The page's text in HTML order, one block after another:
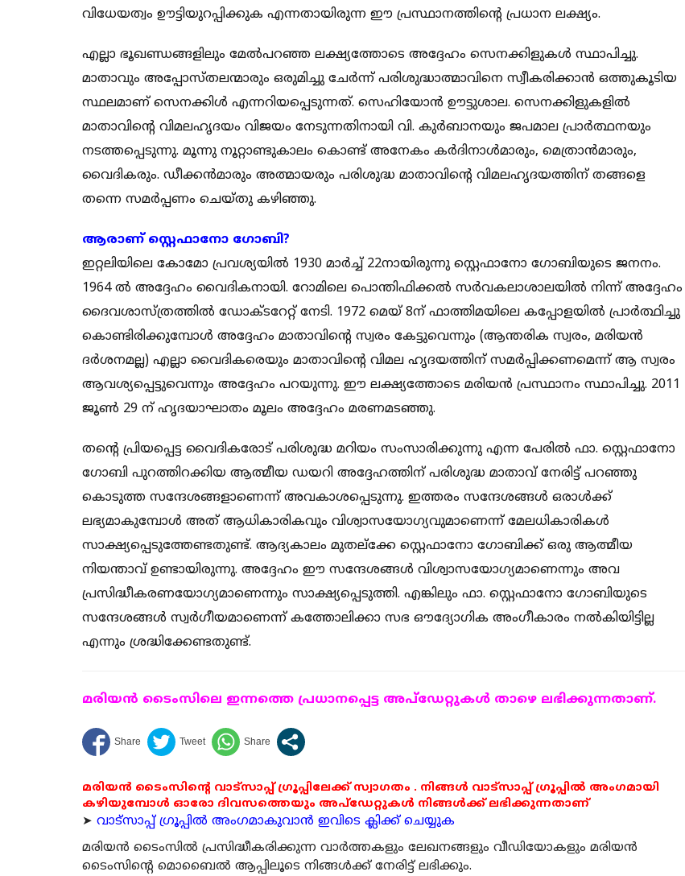
വിധേയത്വം ഊട്ടിയുറപ്പിക്കുക എന്നതായിരുന്ന ഈ പ്രസ്ഥാനത്തിന്റെ പ്രധാന ലക്ഷ്യം.
എല്ലാ ഭൂഖണ്ഡങ്ങളിലും മേല്‍പറഞ്ഞ ലക്ഷ്യത്തോടെ അദ്ദേഹം സെനക്കിളുകള്‍ സ്ഥാപിച്ചു.
മാതാവും അപ്പോസ്തലന്മാരും ഒരുമിച്ചു ചേര്‍ന്ന് പരിശുദ്ധാത്മാവിനെ സ്വീകരിക്കാന്‍ ഒത്തുകൂടിയ
സ്ഥലമാണ് സെനക്കിള്‍ എന്നറിയപ്പെടുന്നത്. സെഹിയോന്‍ ഊട്ടുശാല. സെനക്കിളുകളില്‍
മാതാവിന്റെ വിമലഹൃദയം വിജയം നേടുന്നതിനായി വി. കുര്‍ബാനയും ജപമാല പ്രാര്‍ത്ഥനയും
നടത്തപ്പെടുന്നു. മൂന്നു നൂറ്റാണ്ടുകാലം കൊണ്ട് അനേകം കര്‍ദിനാള്‍മാരും, മെത്രാന്‍മാരും,
വൈദികരും. ഡീക്കന്‍മാരും അത്മായരും പരിശുദ്ധ മാതാവിന്റെ വിമലഹൃദയത്തിന് തങ്ങളെ
തന്നെ സമര്‍പ്പണം ചെയ്തു കഴിഞ്ഞു.
ആരാണ് സ്റ്റെഫാനോ ഗോബി?
ഇറ്റലിയിലെ കോമോ പ്രവശ്യയില്‍ 1930 മാര്‍ച്ച് 22നായിരുന്നു സ്റ്റെഫാനോ ഗോബിയുടെ ജനനം.
1964 ല്‍ അദ്ദേഹം വൈദികനായി. റോമിലെ പൊന്തിഫിക്കല്‍ സര്‍വകലാശാലയില്‍ നിന്ന് അദ്ദേഹം
ദൈവശാസ്ത്രത്തില്‍ ഡോക്ടറേറ്റ് നേടി. 1972 മെയ് 8ന് ഫാത്തിമയിലെ കപ്പോളയില്‍ പ്രാര്‍ത്ഥിച്ചു
കൊണ്ടിരിക്കുമ്പോള്‍ അദ്ദേഹം മാതാവിന്റെ സ്വരം കേട്ടുവെന്നും (ആന്തരിക സ്വരം, മരിയന്‍
ദര്‍ശനമല്ല) എല്ലാ വൈദികരെയും മാതാവിന്റെ വിമല ഹൃദയത്തിന് സമര്‍പ്പിക്കണമെന്ന് ആ സ്വരം
ആവശ്യപ്പെട്ടുവെന്നും അദ്ദേഹം പറയുന്നു. ഈ ലക്ഷ്യത്തോടെ മരിയന്‍ പ്രസ്ഥാനം സ്ഥാപിച്ചു. 2011
ജൂണ്‍ 29 ന് ഹൃദയാഘാതം മൂലം അദ്ദേഹം മരണമടഞ്ഞു.
തന്റെ പ്രിയപ്പെട്ട വൈദികരോട് പരിശുദ്ധ മറിയം സംസാരിക്കുന്നു എന്ന പേരില്‍ ഫാ. സ്റ്റെഫാനോ
ഗോബി പുറത്തിറക്കിയ ആത്മീയ ഡയറി അദ്ദേഹത്തിന് പരിശുദ്ധ മാതാവ് നേരിട്ട് പറഞ്ഞു
കൊടുത്ത സന്ദേശങ്ങളാണെന്ന് അവകാശപ്പെടുന്നു. ഇത്തരം സന്ദേശങ്ങള്‍ ഒരാള്‍ക്ക്
ലഭ്യമാകുമ്പോള്‍ അത് ആധികാരികവും വിശ്വാസയോഗ്യവുമാണെന്ന് മേലധികാരികള്‍
സാക്ഷ്യപ്പെടുത്തേണ്ടതുണ്ട്. ആദ്യകാലം മുതല്‌ക്കേ സ്റ്റെഫാനോ ഗോബിക്ക് ഒരു ആത്മീയ
നിയന്താവ് ഉണ്ടായിരുന്നു. അദ്ദേഹം ഈ സന്ദേശങ്ങള്‍ വിശ്വാസയോഗ്യമാണെന്നും അവ
പ്രസിദ്ധീകരണയോഗ്യമാണെന്നും സാക്ഷ്യപ്പെടുത്തി. എങ്കിലും ഫാ. സ്റ്റെഫാനോ ഗോബിയുടെ
സന്ദേശങ്ങള്‍ സ്വര്‍ഗീയമാണെന്ന് കത്തോലിക്കാ സഭ ഔദ്യോഗിക അംഗീകാരം നല്‍കിയിട്ടില്ല
എന്നും ശ്രദ്ധിക്കേണ്ടതുണ്ട്.
മരിയന്‍ ടൈംസിലെ ഇന്നത്തെ പ്രധാനപ്പെട്ട അപ്ഡേറ്റുകള്‍ താഴെ ലഭിക്കുന്നതാണ്.
മരിയൻ ടൈംസിന്റെ വാട്സാപ്പ് ഗ്രൂപ്പിലേക്ക് സ്വാഗതം . നിങ്ങൾ വാട്സാപ്പ് ഗ്രൂപ്പിൽ അംഗമായി
കഴിയുമ്പോൾ ഓരോ ദിവസത്തെയും അപ്ഡേറ്റുകൾ നിങ്ങൾക്ക് ലഭിക്കുന്നതാണ്
➤ വാട്സാപ്പ് ഗ്രൂപ്പിൽ അംഗമാകുവാൻ ഇവിടെ ക്ലിക്ക് ചെയ്യുക
മരിയന്‍ ടൈംസില്‍ പ്രസിദ്ധീകരിക്കുന്ന വാര്‍ത്തകളും ലേഖനങ്ങളും വീഡിയോകളും മരിയന്‍
ടൈംസിന്റെ മൊബൈല്‍ ആപ്പിലൂടെ നിങ്ങള്‍ക്ക് നേരിട്ട് ലഭിക്കും.